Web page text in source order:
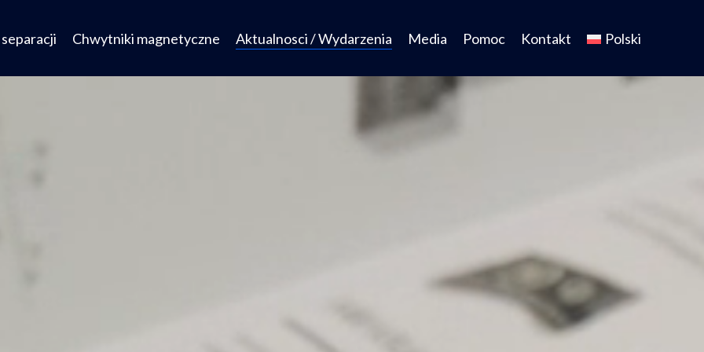
Chwytniki magnetyczne Aktualnosci / Wydarzenia Media Pomoc Kontakt Polski